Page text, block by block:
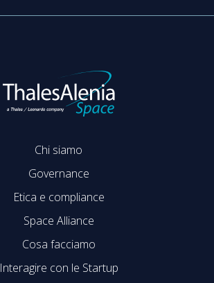
Chi siamo
Governance
Etica e compliance
Space Alliance
Cosa facciamo
Interagire con le Startup